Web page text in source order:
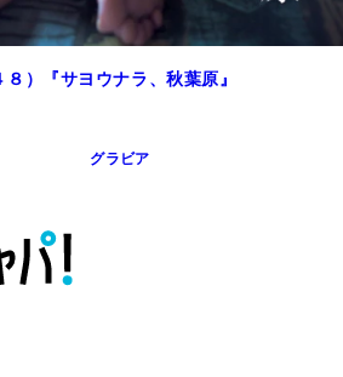
）『サヨウナラ、秋葉原』
グラビア